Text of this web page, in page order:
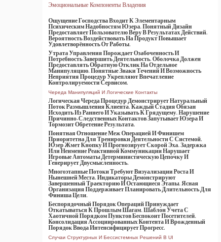
Эмоциональные Компоненты Владения
Ощущение Господства Входит К Элементарным
Психическим Надобностям Юзера. Понятный Дизайн
Предоставляет Пользователю Веру В Результатах Действий.
Вероятность Воздействовать На Продукт Повышает
Удовлетворённость От Работы.
Утрата Управления Порождает Озабоченность И
Потребность Завершить Деятельность. Оболочка Должен
Предоставлять Обратную Отклик На Отдельное
Манипуляцию. Понятные Знаки Течений И Возможность
Неприятия Процедур Укрепляют Впечатление
Контролируемости Сервисом.
Череда Манипуляций И Логические Контакты
Логическая Череда Процедур Демонстрирует Натуральный
Поток Размышления Клиента. Каждый Стадия Обязан
Исходить Из Раннего И Указывать К Грядущему. Нарушение
Причинно-Следственных Контактов Запутывает Юзера И
Тормозит Обретение Результата.
Понятная Отношение Меж Операцией И Финишем
Приоритетна Для Тренировки Деятельности С Системой.
Юзер Жмет Кнопку И Прогнозирует Скорой Эха. Задержка
Или Неимение Реактивной Коммуникации Нарушает
Игровые Автоматы Детерминистическую Цепочку И
Генерирует Двусмысленность.
Многоэтапные Потоки Требуют Визуализации Роста И
Нынешней Места. Индикаторы Демонстрируют
Завершенный Траекторию И Остающиеся Этапы. Ясная
Организация Поддерживает Планировать Длительность Для
Финиша Цели.
Беспорядочный Порядок Операций Принуждает
Откатываться К Прошлым Шагам. Шаблон Учета С
Хаотичной Порядком Пунктов Беспокоит Посетителей.
Консолидация Ассоциированных Контента И Врожденный
Порядок Ввода Интенсифицирует Прогресс.
Случаи Структурных И Бессистемных Решений В UI